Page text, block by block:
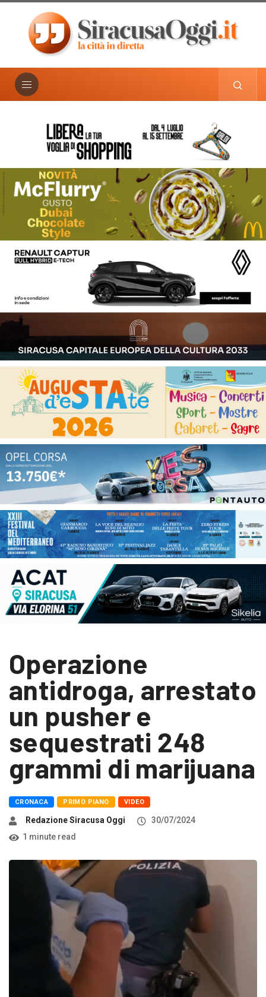
Operazione
antidroga, arrestato
un pusher e
sequestrati 248
grammi di marijuana
CRONACA PRIMO PIANO VIDEO
Redazione Siracusa Oggi
30/07/2024
1 minute read